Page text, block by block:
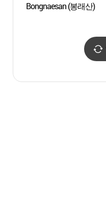
Bongnaesan (봉래산)